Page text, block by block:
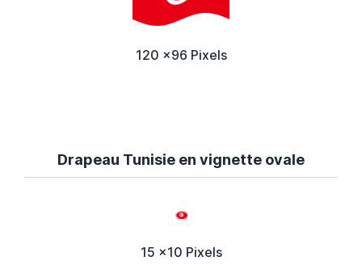
120 x96 Pixels
Drapeau Tunisie en vignette ovale
15 x10 Pixels